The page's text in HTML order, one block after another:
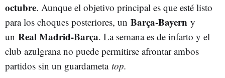
octubre. Aunque el objetivo principal es que esté listo
para los choques posteriores, un Barça-Bayern y
un Real Madrid-Barça. La semana es de infarto y el
club azulgrana no puede permitirse afrontar ambos
partidos sin un guardameta top.